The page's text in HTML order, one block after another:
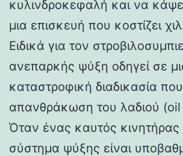
κυλινδροκεφαλή και να
μια επισκευή που κοστίζει
Ειδικά για τον
ανεπαρκής ψύξη οδηγεί σε
καταστροφική διαδικασία
απανθράκωση του λαδιού
Όταν ένας καυτός κινητήρας
σύστημα ψύξης είναι